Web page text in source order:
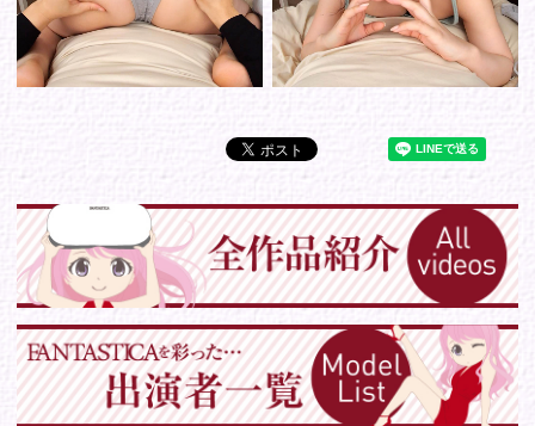
Tweets by IDOL_VR
お問い合わせ
各種お問い合わせはこちらからどうぞ。